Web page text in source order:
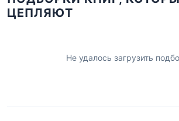
ЦЕПЛЯЮТ
Не удалось загрузить